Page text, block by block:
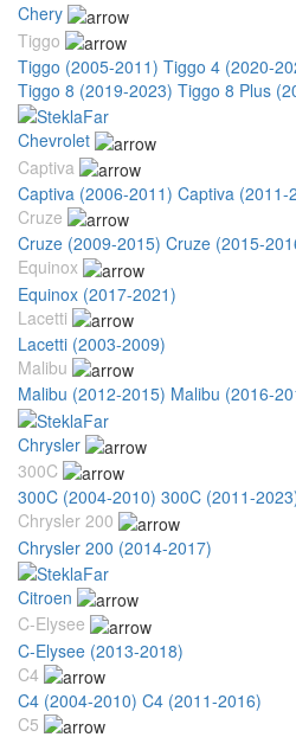
Chery
Tiggo
Tiggo (2005-2011) Tiggo 4 (2020-
Tiggo 8 (2019-2023) Tiggo 8 Plus
Chevrolet
Captiva
Captiva (2006-2011) Captiva (2011-
Cruze
Cruze (2009-2015) Cruze (2015-
Equinox
Equinox (2017-2021)
Lacetti
Lacetti (2003-2009)
Malibu
Malibu (2012-2015) Malibu (2016-
Chrysler
300C
300C (2004-2010) 300C (2011-
Chrysler 200
Chrysler 200 (2014-2017)
Citroen
C-Elysee
C-Elysee (2013-2018)
C4
C4 (2004-2010) C4 (2011-2016)
C5